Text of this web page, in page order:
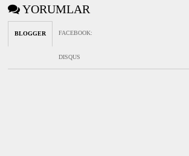
YORUMLAR
BLOGGER FACEBOOK:
DISQUS